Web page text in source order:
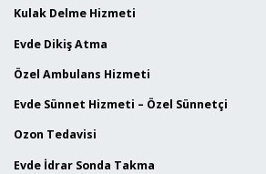
Kulak Delme Hizmeti
Evde Dikiş Atma
Özel Ambulans Hizmeti
Evde Sünnet Hizmeti – Özel Sünnetçi
Ozon Tedavisi
Evde İdrar Sonda Takma